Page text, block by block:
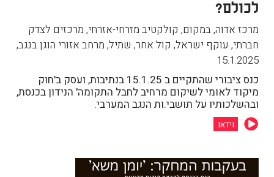
לכולם?
מרכז אדוה, במקום, קולקטיב מזרחי-אזרחי, מרכזים לצדק
חברתי, עוקף ישראל, קול אחר, שתיל, מרחב אזורי הוגן בנגב,
15.1.2025
כנס ציבורי שהתקיים ב 15.1.25 בנתיבות, ועסק ב'חוק
מיקוד לאומי לשיקום מרחיב לחבל התקומה' הנידון בכנסת,
ובהשלכותיו על תושבי.ות הנגב המערבי.
וידאו